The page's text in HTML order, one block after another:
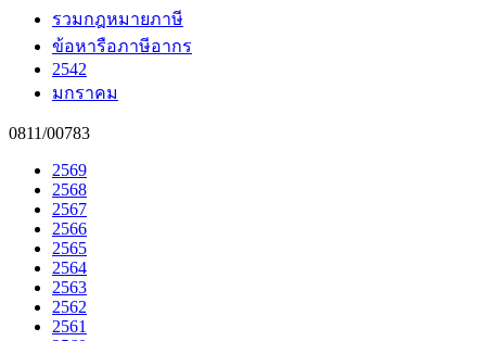
รวมกฎหมายภาษี
ข้อหารือภาษีอากร
2542
มกราคม
0811/00783
2569
2568
2567
2566
2565
2564
2563
2562
2561